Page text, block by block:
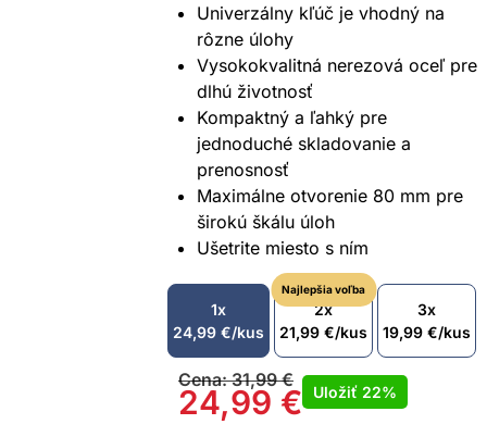
Univerzálny kľúč je vhodný na
rôzne úlohy
Vysokokvalitná nerezová oceľ pre
dlhú životnosť
Kompaktný a ľahký pre
jednoduché skladovanie a
prenosnosť
Maximálne otvorenie 80 mm pre
širokú škálu úloh
Ušetrite miesto s ním
1x
24,99 €/kus
Najlepšia voľba
2x
21,99 €/kus
3x
19,99 €/kus
Cena:31,99€
24,99 € Uložiť 22%